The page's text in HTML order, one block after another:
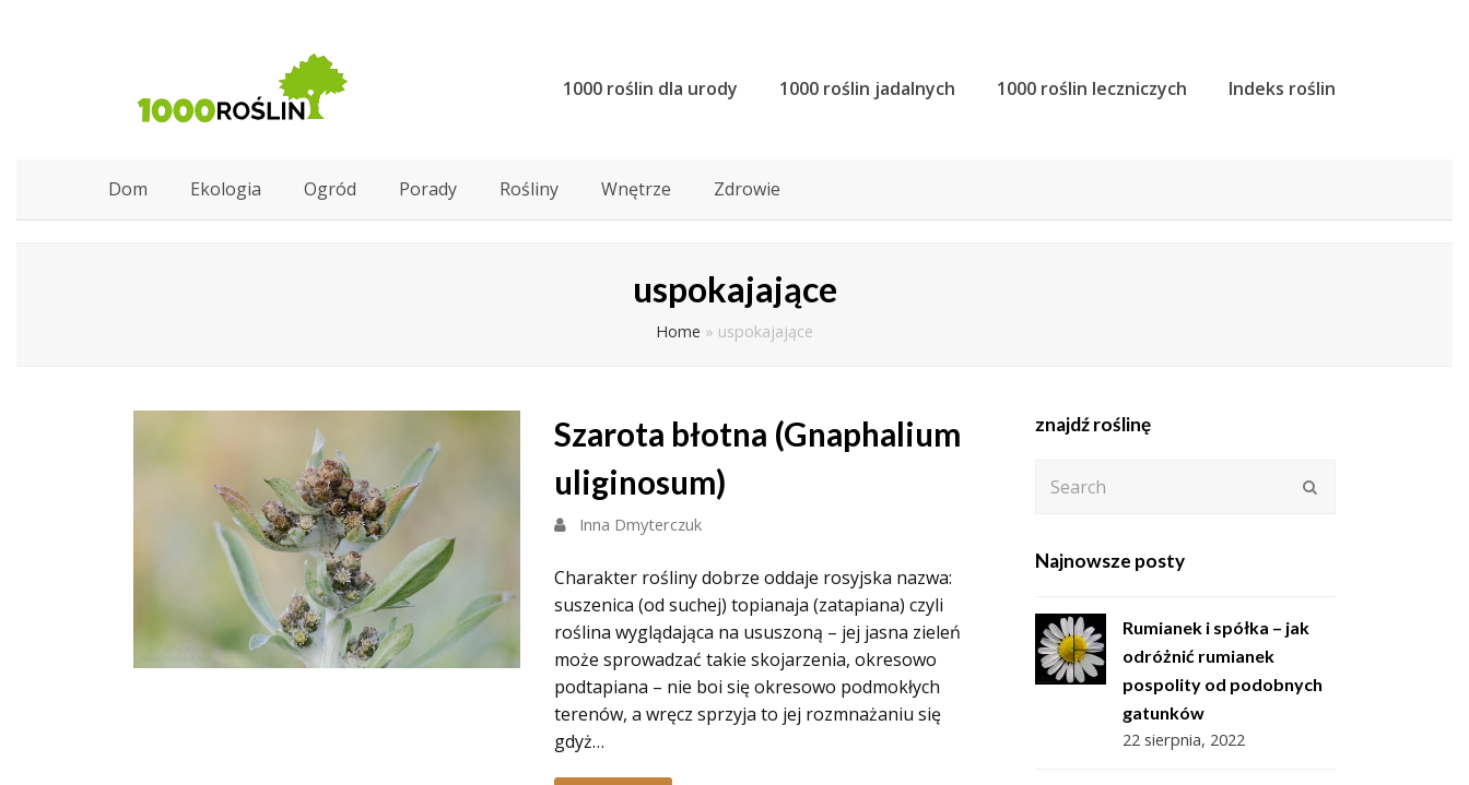
1000 roślin dla urody 1000 roślin jadalnych 1000 roślin leczniczych Indeks roślin
Dom Ekologia Ogród Porady Rośliny Wnętrze Zdrowie
uspokajające
Home » uspokajające
Szarota błotna (Gnaphalium
uliginosum)
Inna Dmyterczuk
Charakter rośliny dobrze oddaje rosyjska nazwa:
suszenica (od suchej) topianaja (zatapiana) czyli
roślina wyglądająca na ususzoną – jej jasna zieleń
może sprowadzać takie skojarzenia, okresowo
podtapiana – nie boi się okresowo podmokłych
terenów, a wręcz sprzyja to jej rozmnażaniu się
gdyż…
znajdź roślinę
Najnowsze posty
Rumianek i spółka – jak
odróżnić rumianek
pospolity od podobnych
gatunków
22 sierpnia, 2022